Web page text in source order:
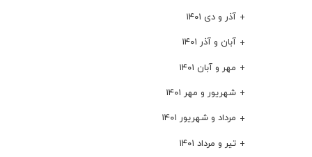
آذر و دی ۱۴۰۱
آبان و آذر ۱۴۰۱
مهر و آبان ۱۴۰۱
شهریور و مهر ۱۴۰۱
مرداد و شهریور ۱۴۰۱
تیر و مرداد ۱۴۰۱